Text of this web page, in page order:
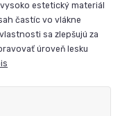
estetický materiál
častíc vo vlákne
sa zlepšujú za
úroveň lesku